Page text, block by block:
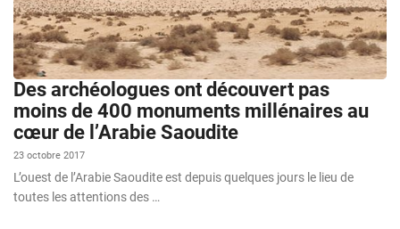
Des archéologues ont découvert pas
moins de 400 monuments millénaires au
cœur de l’Arabie Saoudite
23 octobre 2017
L’ouest de l’Arabie Saoudite est depuis quelques jours le lieu de
toutes les attentions des …